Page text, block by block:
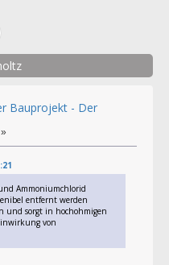
Bauprojekt - Der
Ammoniumchlorid
entfernt werden
und sorgt in hochohmigen
von